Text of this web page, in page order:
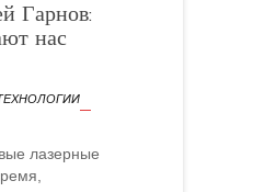
Гарнов:
нас
лазерные